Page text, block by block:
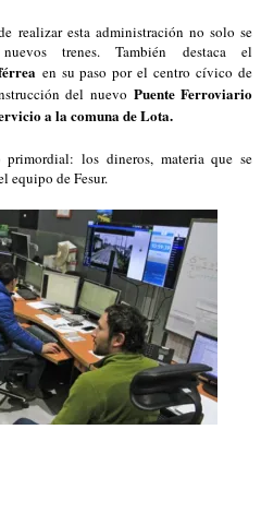
realizar esta administración no solo se
trenes. También destaca el
en su paso por el centro cívico de
del nuevo Puente Ferroviario
a la comuna de Lota.
los dineros, materia que se
equipo de Fesur.